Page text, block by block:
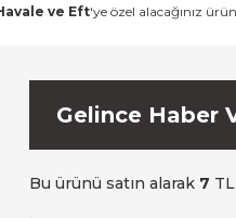
ve Eft'ye özel alacağınız
Gelince Haber
Bu ürünü satın alarak 7